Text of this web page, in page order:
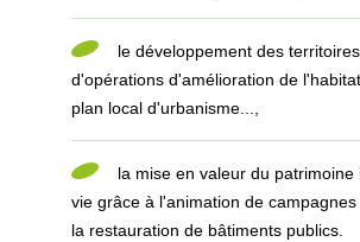
le développement des
d'opérations d'amélioration de
plan local d'urbanisme...,
la mise en valeur du
vie grâce à l'animation de
la restauration de bâtiments publics.